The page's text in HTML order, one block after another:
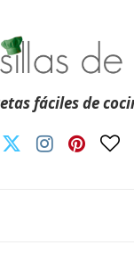
fáciles de